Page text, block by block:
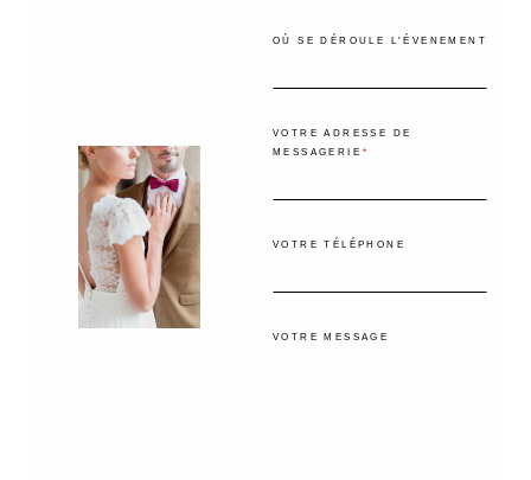
OÙ SE DÉROULE L'ÉVENEMENT
VOTRE ADRESSE DE
MESSAGERIE
VOTRE TÉLÉPHONE
VOTRE MESSAGE